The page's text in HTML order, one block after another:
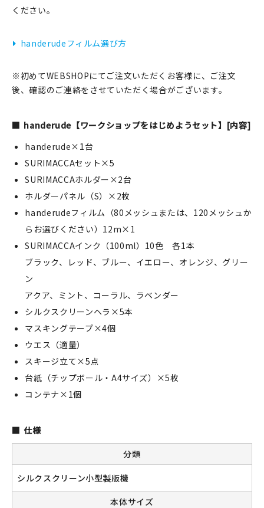
マイアカウント
よくある質問
お問い合わせ
ください。
handerudeフィルム選び方
※初めてWEBSHOPにてご注文いただくお客様に、ご注文
後、確認のご連絡をさせていただく場合がございます。
handerude【ワークショップをはじめようセット】[内容]
handerude×1台
SURIMACCAセット×5
SURIMACCAホルダー×2台
ホルダーパネル（S）×2枚
handerudeフィルム（80メッシュまたは、120メッシュか
らお選びください）12m×1
SURIMACCAインク（100ml）10色 各1本
ブラック、レッド、ブルー、イエロー、オレンジ、グリー
ン
アクア、ミント、コーラル、ラベンダー
シルクスクリーンヘラ×5本
マスキングテープ×4個
ウエス（適量）
スキージ立て×5点
台紙（チップボール・A4サイズ）×5枚
コンテナ×1個
仕様
分類
シルクスクリーン小型製版機
本体サイズ